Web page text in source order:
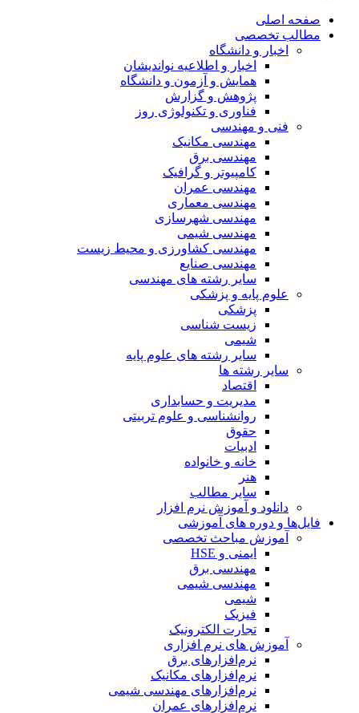
صفحه اصلی
مطالب تخصصی
اخبار و دانشگاه
اخبار و اطلاعیه نواندیشان
همایش و آزمون و دانشگاه
پژوهش و گزارش
فناوری و تکنولوژی روز
فنی و مهندسی
مهندسی مکانیک
مهندسی برق
کامپیوتر و گرافیک
مهندسی عمران
مهندسی معماری
مهندسی شهرسازی
مهندسی شیمی
مهندسی کشاورزی و محیط زیست
مهندسی صنایع
سایر رشته های مهندسی
علوم پایه و پزشکی
پزشکی
زیست شناسی
شیمی
سایر رشته های علوم پایه
سایر رشته ها
اقتصاد
مدیریت و حسابداری
روانشناسی و علوم تربیتی
حقوق
ادبیات
خانه و خانواده
هنر
سایر مطالب
دانلود و آموزش نرم افزار
فایل‌ها و دوره های آموزشی
آموزش مباحث تخصصی
ایمنی و HSE
مهندسی برق
مهندسی شیمی
شیمی
فیزیک
تجارت الکترونیک
آموزش های نرم افزاری
نرم‌افزارهای برق
نرم‌افزارهای مکانیک
نرم‌افزارهای مهندسی شیمی
نرم‌افزارهای عمران